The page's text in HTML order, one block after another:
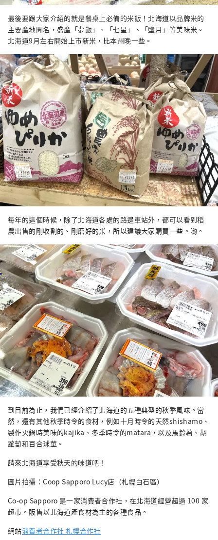
最後要跟大家介紹的就是餐桌上必備的米飯！北海道以品牌米的
主要產地聞名，盛產「夢飯」、「七星」、「墮月」等美味米。
北海道9月左右開始上市新米，比本州晚一些。
每年的這個時候，除了北海道各處的路邊車站外，都可以看到稻
農出售的剛收割的、剛磨好的米，所以建議大家購買一些。喲。
到目前為止，我們已經介紹了北海道的五種典型的秋季風味。當
然，還有其他秋季時令的食材，例如十月時令的天然shishamo、
製作火鍋時美味的kajika、冬季時令的matara，以及馬鈴薯、胡
蘿蔔和百合球莖。
請來北海道享受秋天的味道吧！
圖片拍攝：Coop Sapporo Lucy店（札幌白石區）
Co-op Sapporo 是一家消費者合作社，在北海道經營超過 100 家
超市。販售以北海道產食材為主的各種食品。
網站消費者合作社 札幌合作社